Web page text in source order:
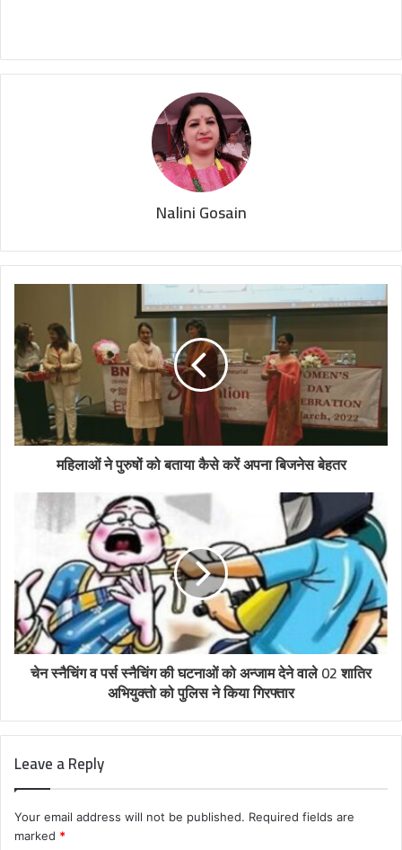
Nalini Gosain
महिलाओं ने पुरुषों को बताया कैसे करें अपना बिजनेस बेहतर
चेन स्नैचिंग व पर्स स्नैचिंग की घटनाओं को अन्जाम देने वाले 02 शातिर
अभियुक्तो को पुलिस ने किया गिरफ्तार
Leave a Reply
Your email address will not be published. Required fields are
marked *